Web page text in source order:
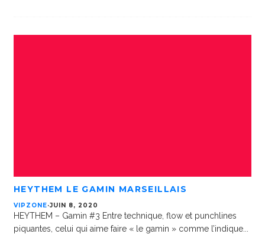
HEYTHEM LE GAMIN MARSEILLAIS
VIPZONE·JUIN 8, 2020
HEYTHEM – Gamin #3 Entre technique, flow et punchlines
piquantes, celui qui aime faire « le gamin » comme l’indique